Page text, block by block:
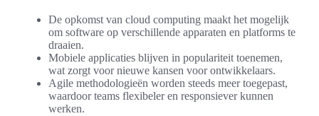
De opkomst van cloud computing maakt het mogelijk
om software op verschillende apparaten en platforms te
draaien.
Mobiele applicaties blijven in populariteit toenemen,
wat zorgt voor nieuwe kansen voor ontwikkelaars.
Agile methodologieën worden steeds meer toegepast,
waardoor teams flexibeler en responsiever kunnen
werken.